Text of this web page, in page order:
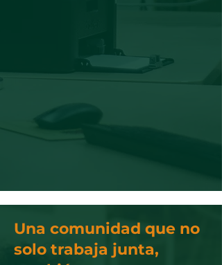
Una comunidad que no
solo trabaja junta,